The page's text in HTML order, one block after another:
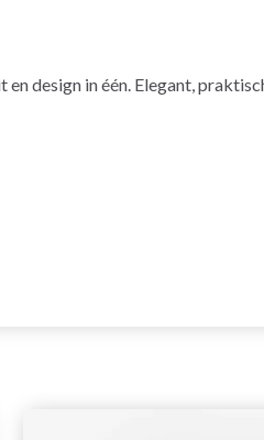
design in één. Elegant,